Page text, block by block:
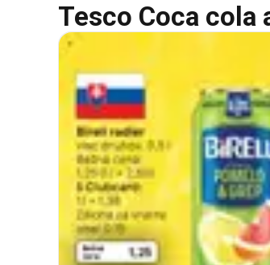
Tesco Coca cola